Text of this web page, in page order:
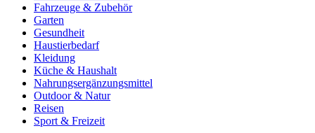
Fahrzeuge & Zubehör
Garten
Gesundheit
Haustierbedarf
Kleidung
Küche & Haushalt
Nahrungsergänzungsmittel
Outdoor & Natur
Reisen
Sport & Freizeit